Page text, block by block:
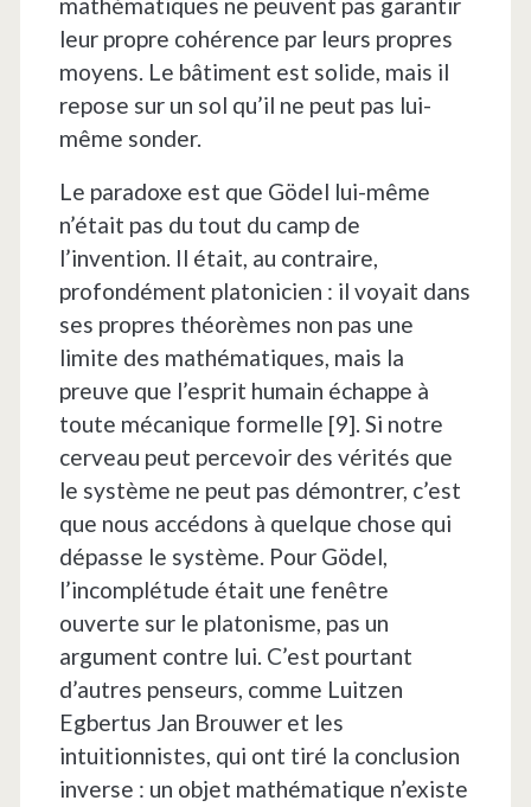
leur propre cohérence par leurs propres
moyens. Le bâtiment est solide, mais il
repose sur un sol qu’il ne peut pas lui-
même sonder.
Le paradoxe est que Gödel lui-même
n’était pas du tout du camp de
l’invention. Il était, au contraire,
profondément platonicien : il voyait dans
ses propres théorèmes non pas une
limite des mathématiques, mais la
preuve que l’esprit humain échappe à
toute mécanique formelle [9]. Si notre
cerveau peut percevoir des vérités que
le système ne peut pas démontrer, c’est
que nous accédons à quelque chose qui
dépasse le système. Pour Gödel,
l’incomplétude était une fenêtre
ouverte sur le platonisme, pas un
argument contre lui. C’est pourtant
d’autres penseurs, comme Luitzen
Egbertus Jan Brouwer et les
intuitionnistes, qui ont tiré la conclusion
inverse : un objet mathématique n’existe